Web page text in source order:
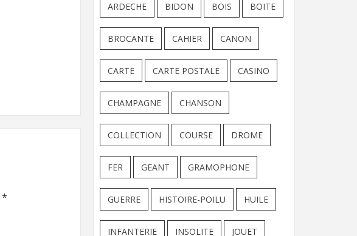
*
ARDECHE BIDON BOIS BOITE
BROCANTE CAHIER CANON
CARTE CARTE POSTALE CASINO
CHAMPAGNE CHANSON
COLLECTION COURSE DROME
FER GEANT GRAMOPHONE
GUERRE HISTOIRE-POILU HUILE
INFANTERIE INSOLITE JOUET